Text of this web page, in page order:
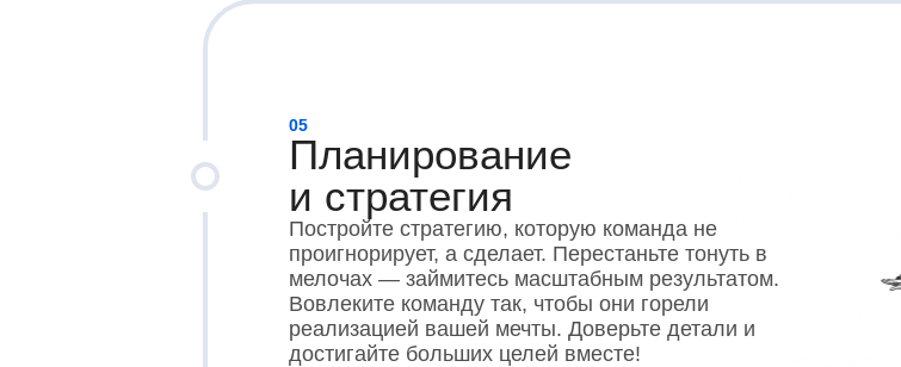
05
Планирование
и стратегия
Постройте стратегию, которую команда не
проигнорирует, а сделает. Перестаньте тонуть в
мелочах — займитесь масштабным результатом.
Вовлеките команду так, чтобы они горели
реализацией вашей мечты. Доверьте детали и
достигайте больших целей вместе!